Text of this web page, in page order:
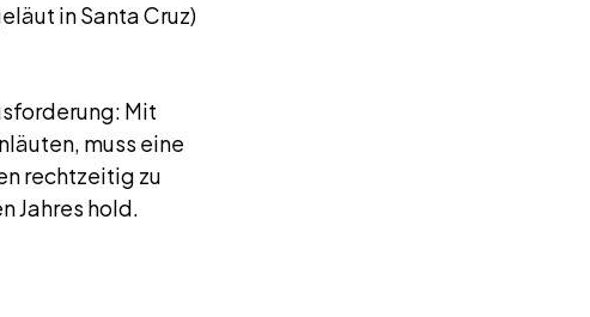
in Santa Cruz)
Mit
muss eine
rechtzeitig zu
Jahres hold.